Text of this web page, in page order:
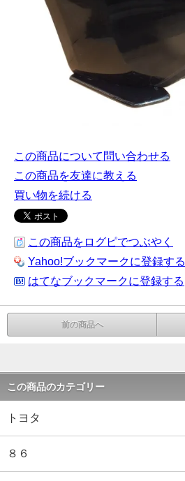
この商品について問い合わせる
この商品を友達に教える
買い物を続ける
この商品をログピでつぶやく
Yahoo!ブックマークに登録する
はてなブックマークに登録する
前の商品へ
この商品のカテゴリー
トヨタ
８６